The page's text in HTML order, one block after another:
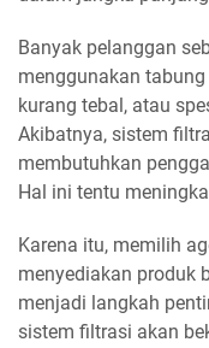
Banyak pelanggan
menggunakan
kurang tebal, atau
Akibatnya, sistem
membutuhkan
Hal ini tentu
Karena itu, memilih
menyediakan produk
menjadi langkah
sistem filtrasi akan